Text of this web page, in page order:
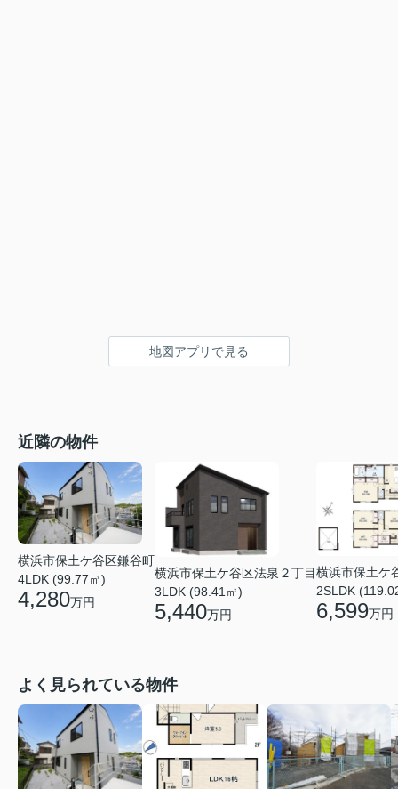
地図アプリで見る
近隣の物件
横浜市保土ケ谷区鎌谷町
4LDK (99.77㎡)
4,280万円
横浜市保土ケ谷区法泉２丁目
3LDK (98.41㎡)
5,440万円
横浜市保土ケ
2SLDK
6,599万円
よく見られている物件